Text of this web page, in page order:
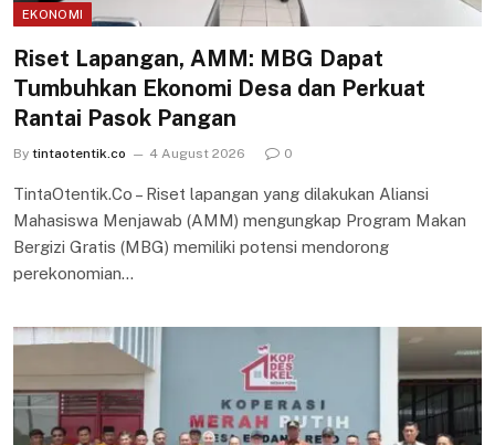
EKONOMI
Riset Lapangan, AMM: MBG Dapat
Tumbuhkan Ekonomi Desa dan Perkuat
Rantai Pasok Pangan
By tintaotentik.co 4 August 2026 0
TintaOtentik.Co – Riset lapangan yang dilakukan Aliansi
Mahasiswa Menjawab (AMM) mengungkap Program Makan
Bergizi Gratis (MBG) memiliki potensi mendorong
perekonomian…